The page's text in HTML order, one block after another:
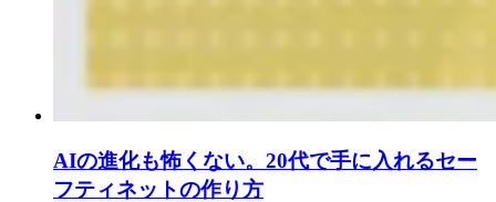
AIの進化も怖くない。20代で手に入れるセー
フティネットの作り方